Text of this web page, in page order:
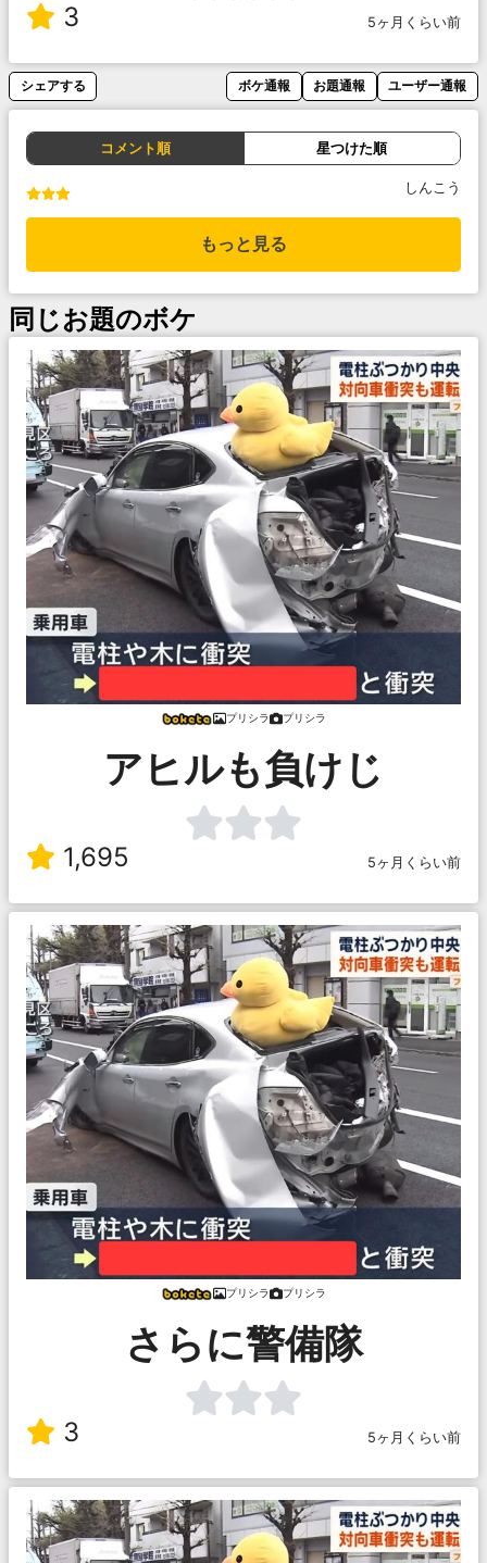
3 5ヶ月くらい前
シェアする ボケ通報 お題通報 ユーザー通報
コメント順 星つけた順
しんこう
もっと見る
同じお題のボケ
プリシラ プリシラ
アヒルも負けじ
1,695 5ヶ月くらい前
プリシラ プリシラ
さらに警備隊
3 5ヶ月くらい前